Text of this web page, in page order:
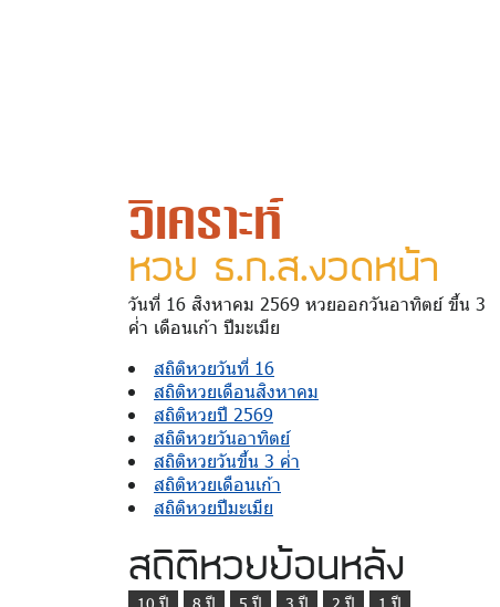
วิเคราะห์
หวย ธ.ก.ส.งวดหน้า
วันที่ 16 สิงหาคม 2569 หวยออกวันอาทิตย์ ขึ้น 3
ค่ำ เดือนเก้า ปีมะเมีย
สถิติหวยวันที่ 16
สถิติหวยเดือนสิงหาคม
สถิติหวยปี 2569
สถิติหวยวันอาทิตย์
สถิติหวยวันขึ้น 3 ค่ำ
สถิติหวยเดือนเก้า
สถิติหวยปีมะเมีย
สถิติหวยย้อนหลัง